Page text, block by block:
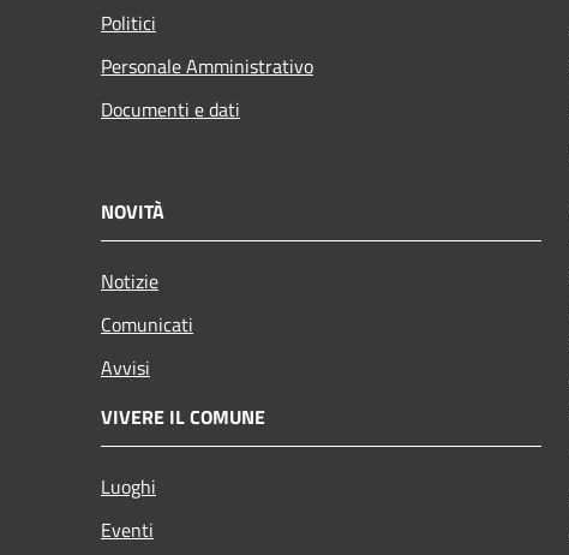
Politici
Personale Amministrativo
Documenti e dati
NOVITÀ
Notizie
Comunicati
Avvisi
VIVERE IL COMUNE
Luoghi
Eventi